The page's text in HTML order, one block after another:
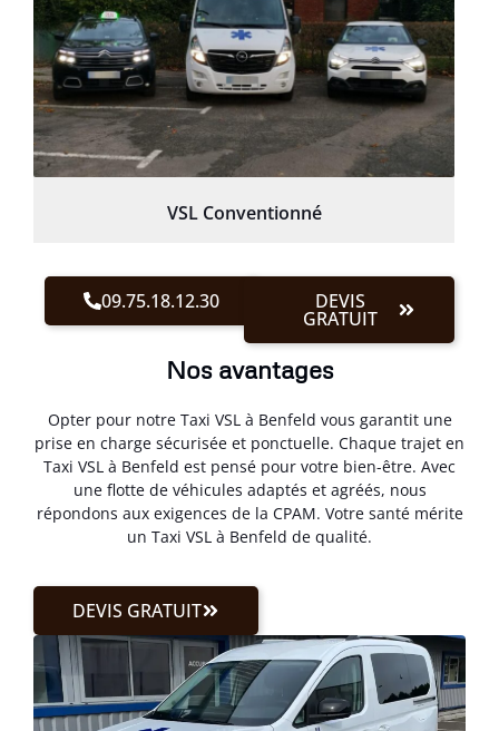
VSL Conventionné
09.75.18.12.30 DEVIS
GRATUIT
Nos avantages
Opter pour notre Taxi VSL à Benfeld vous garantit une
prise en charge sécurisée et ponctuelle. Chaque trajet en
Taxi VSL à Benfeld est pensé pour votre bien-être. Avec
une flotte de véhicules adaptés et agréés, nous
répondons aux exigences de la CPAM. Votre santé mérite
un Taxi VSL à Benfeld de qualité.
DEVIS GRATUIT